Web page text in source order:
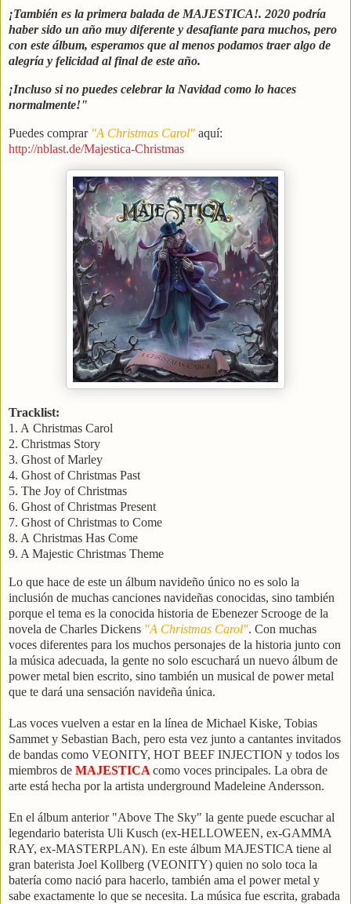
¡También es la primera balada de MAJESTICA!. 2020 podría
haber sido un año muy diferente y desafiante para muchos, pero
con este álbum, esperamos que al menos podamos traer algo de
alegría y felicidad al final de este año.
¡Incluso si no puedes celebrar la Navidad como lo haces
normalmente!"
Puedes comprar "A Christmas Carol" aquí:
http://nblast.de/Majestica-Christmas
Tracklist:
1. A Christmas Carol
2. Christmas Story
3. Ghost of Marley
4. Ghost of Christmas Past
5. The Joy of Christmas
6. Ghost of Christmas Present
7. Ghost of Christmas to Come
8. A Christmas Has Come
9. A Majestic Christmas Theme
Lo que hace de este un álbum navideño único no es solo la
inclusión de muchas canciones navideñas conocidas, sino también
porque el tema es la conocida historia de Ebenezer Scrooge de la
novela de Charles Dickens "A Christmas Carol". Con muchas
voces diferentes para los muchos personajes de la historia junto con
la música adecuada, la gente no solo escuchará un nuevo álbum de
power metal bien escrito, sino también un musical de power metal
que te dará una sensación navideña única.
Las voces vuelven a estar en la línea de Michael Kiske, Tobias
Sammet y Sebastian Bach, pero esta vez junto a cantantes invitados
de bandas como VEONITY, HOT BEEF INJECTION y todos los
miembros de MAJESTICA como voces principales. La obra de
arte está hecha por la artista underground Madeleine Andersson.
En el álbum anterior "Above The Sky" la gente puede escuchar al
legendario baterista Uli Kusch (ex-HELLOWEEN, ex-GAMMA
RAY, ex-MASTERPLAN). En este álbum MAJESTICA tiene al
gran baterista Joel Kollberg (VEONITY) quien no solo toca la
batería como nació para hacerlo, también ama el power metal y
sabe exactamente lo que se necesita. La música fue escrita, grabada